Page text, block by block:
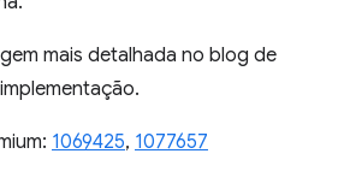
mais detalhada no blog de
1069425, 1077657